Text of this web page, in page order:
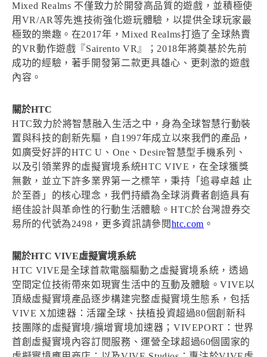
Mixed Realms 不僅致力於開發高品質的遊戲，並積極使
用VR/AR等先進技術強化遊玩體驗，以提供全球玩家最
極致的樂趣。在2017年，Mixed Realms打造了全球熱賣
的VR動作遊戲『Sairento VR』；2018年將奠基於先前
成功的經驗，著手開發第二款更具雄心、更刺激的遊戲
內容。
關於HTC
HTC致力於將智慧融入生活之中，身為全球智慧行動裝
置與科技的創新先驅，自1997年成立以來我們的產品，
如廣受好評的HTC U、One、Desire智慧型手機系列、
以及引領業界的虛擬實境系統HTC VIVE，在全球獲獎
無數，並立下許多業界第一之標竿，秉持「追尋卓越 止
於至善」的核心理念，我們持續為全球消費者創造具有
絕佳設計與革命性的行動生活體驗。HTC於台灣證券交
易所的代號為2498，更多資訊請參閱htc.com 。
關於HTC VIVE虛擬實境系統
HTC VIVE是全球首款電腦驅動之虛擬實境系統，透過
空間定位技術帶來如現實生活中的互動及體驗。VIVE以
頂級虛擬實境產品逐步構建完整虛擬實境生態系，包括
VIVE X加速器：活躍全球、扶植投資超過80個創新科
技團隊的虛擬實境/擴增實境加速器；VIVEPORT：世界
首創虛擬實境內容訂閱服務、運營全球超過60個國家的